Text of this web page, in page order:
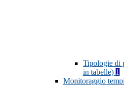
Tipologie di
in tabelle) 1
Monitoraggio